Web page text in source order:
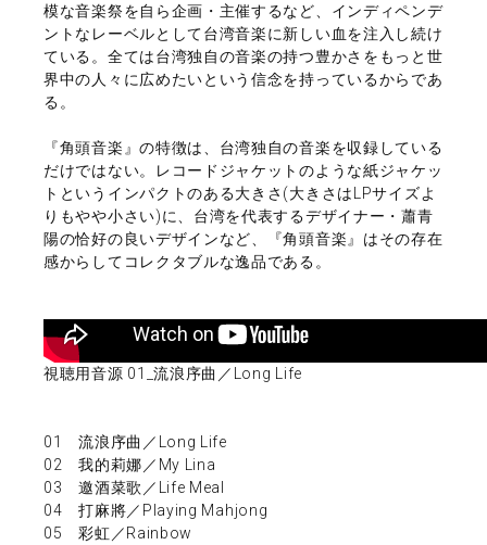
模な音楽祭を自ら企画・主催するなど、インディペンデ
ントなレーベルとして台湾音楽に新しい血を注入し続け
ている。全ては台湾独自の音楽の持つ豊かさをもっと世
界中の人々に広めたいという信念を持っているからであ
る。
『角頭音楽』の特徴は、台湾独自の音楽を収録している
だけではない。レコードジャケットのような紙ジャケッ
トというインパクトのある大きさ(大きさはLPサイズよ
りもやや小さい)に、台湾を代表するデザイナー・蕭青
陽の恰好の良いデザインなど、『角頭音楽』はその存在
感からしてコレクタブルな逸品である。
視聴用音源 01_流浪序曲／Long Life
01 流浪序曲／Long Life
02 我的莉娜／My Lina
03 邀酒菜歌／Life Meal
04 打麻將／Playing Mahjong
05 彩虹／Rainbow